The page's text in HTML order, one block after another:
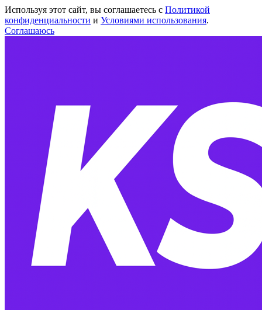
Используя этот сайт, вы соглашаетесь с Политикой
конфиденциальности и Условиями использования.
Соглашаюсь